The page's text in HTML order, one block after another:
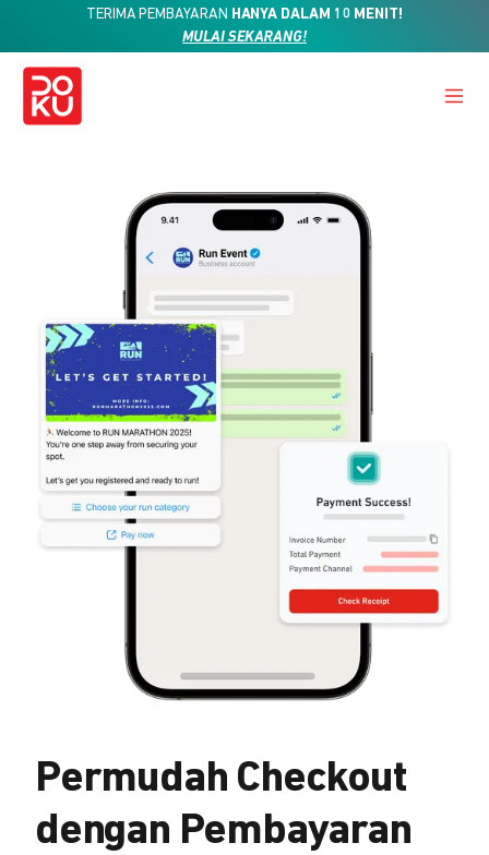
TERIMA PEMBAYARAN HANYA DALAM 10 MENIT!
MULAI SEKARANG!
Permudah Checkout
dengan Pembayaran